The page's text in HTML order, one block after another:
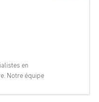
en
Notre équipe
gestion de
les domaines